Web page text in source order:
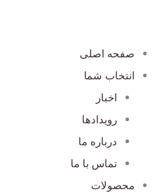
صفحه اصلی
انتخاب شما
اخبار
رویدادها
درباره ما
تماس با ما
محصولات